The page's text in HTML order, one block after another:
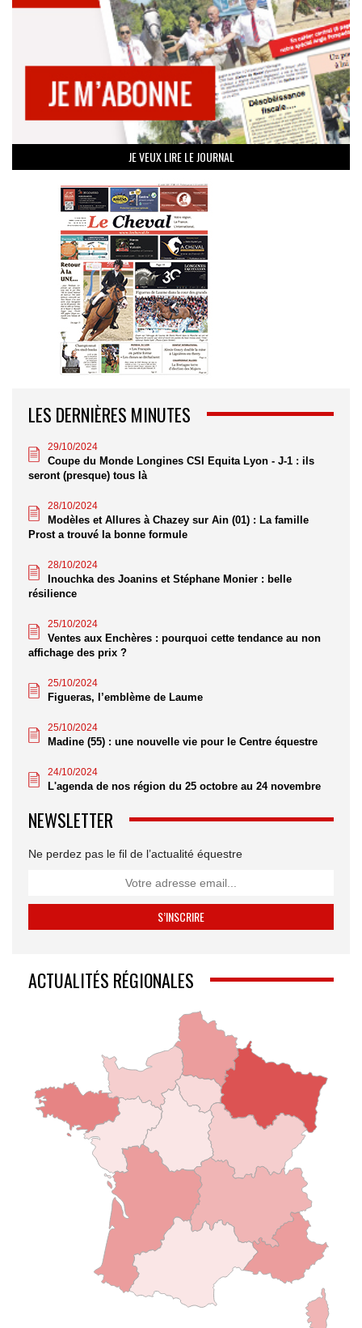
JE VEUX LIRE LE JOURNAL
LES DERNIÈRES MINUTES
29/10/2024
Coupe du Monde Longines CSI Equita Lyon - J-1 : ils
seront (presque) tous là
28/10/2024
Modèles et Allures à Chazey sur Ain (01) : La famille
Prost a trouvé la bonne formule
28/10/2024
Inouchka des Joanins et Stéphane Monier : belle
résilience
25/10/2024
Ventes aux Enchères : pourquoi cette tendance au non
affichage des prix ?
25/10/2024
Figueras, l’emblème de Laume
25/10/2024
Madine (55) : une nouvelle vie pour le Centre équestre
24/10/2024
L'agenda de nos région du 25 octobre au 24 novembre
NEWSLETTER
Ne perdez pas le fil de l’actualité équestre
ACTUALITÉS RÉGIONALES